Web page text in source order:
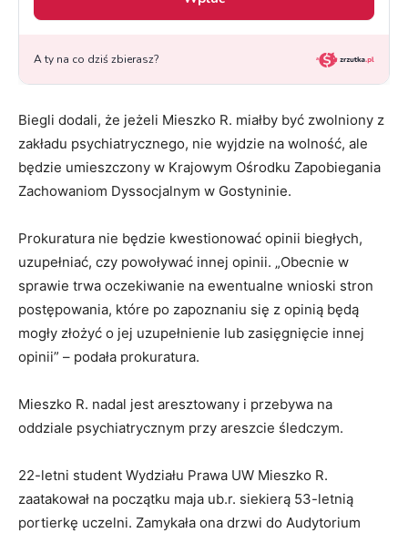
Biegli dodali, że jeżeli Mieszko R. miałby być zwolniony z
zakładu psychiatrycznego, nie wyjdzie na wolność, ale
będzie umieszczony w Krajowym Ośrodku Zapobiegania
Zachowaniom Dyssocjalnym w Gostyninie.
Prokuratura nie będzie kwestionować opinii biegłych,
uzupełniać, czy powoływać innej opinii. „Obecnie w
sprawie trwa oczekiwanie na ewentualne wnioski stron
postępowania, które po zapoznaniu się z opinią będą
mogły złożyć o jej uzupełnienie lub zasięgnięcie innej
opinii” – podała prokuratura.
Mieszko R. nadal jest aresztowany i przebywa na
oddziale psychiatrycznym przy areszcie śledczym.
22-letni student Wydziału Prawa UW Mieszko R.
zaatakował na początku maja ub.r. siekierą 53-letnią
portierkę uczelni. Zamykała ona drzwi do Audytorium